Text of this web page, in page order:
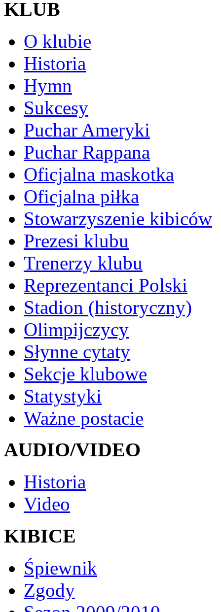
KLUB
O klubie
Historia
Hymn
Sukcesy
Puchar Ameryki
Puchar Rappana
Oficjalna maskotka
Oficjalna piłka
Stowarzyszenie kibiców
Prezesi klubu
Trenerzy klubu
Reprezentanci Polski
Stadion (historyczny)
Olimpijczycy
Słynne cytaty
Sekcje klubowe
Statystyki
Ważne postacie
AUDIO/VIDEO
Historia
Video
KIBICE
Śpiewnik
Zgody